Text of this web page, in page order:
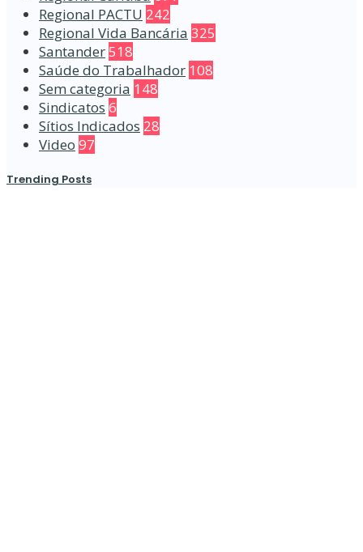
Regional PACTU 242
Regional Vida Bancária 325
Santander518
Saúde do Trabalhador 108
Sem categoria 148
Sindicatos 6
Sítios Indicados 28
Video 97
Trending Posts